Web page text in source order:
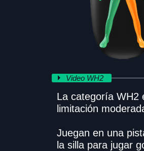
Video WH2
La categoría WH2
limitación
Juegan en una
la silla para jugar